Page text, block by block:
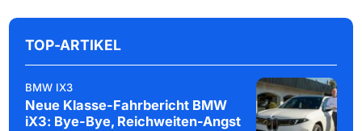
TOP-ARTIKEL
BMW IX3
Neue Klasse-Fahrbericht BMW
iX3: Bye-Bye, Reichweiten-Angst